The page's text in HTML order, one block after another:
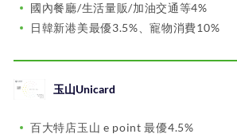
國內餐廳/生活量販/加油交通等4%
日韓新港美最優3.5%、寵物消費10%
玉山Unicard
百大特店玉山 e point 最優4.5%